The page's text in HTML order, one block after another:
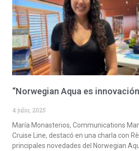
“Norwegian Aqua es
4 julio, 2025
María Monasterios, Communications
Cruise Line, destacó en una charla con
principales novedades del Norwegian